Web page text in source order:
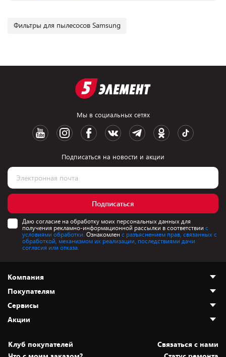
Фильтры для пылесосов Samsung
Мы в социальных сетях
Подписаться на новости и акции
Подписаться
Даю согласие на обработку моих персональных данных для
получения рекламно-информационной рассылки в соответствии с
условиями обработки. Ознакомлен с разъяснением прав, связанных с
обработкой, механизмом их реализации, последствиями дачи
согласия или отказа.
Компания
О нас
Адреса магазинов
Новости
Статьи и обзоры
Вакансии
Покупателям
Как сделать заказ
Оплата и доставка
Безналичный расчёт
Обмен и возврат товара
Сервисы
Установка техники
Для игровых консолей
Акции
Скидки и промокоды
Белорусские товары
Клуб покупателей
Cвязаться с нами